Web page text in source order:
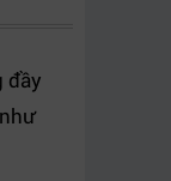
đầy